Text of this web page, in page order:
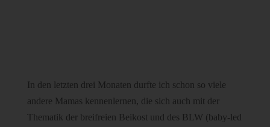
In den letzten drei Monaten durfte ich schon so viele
andere Mamas kennenlernen, die sich auch mit der
Thematik der breifreien Beikost und des BLW (baby-led